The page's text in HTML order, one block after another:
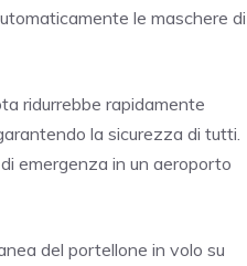
le maschere di
ridurrebbe rapidamente
la sicurezza di tutti.
emergenza in un aeroporto
del portellone in volo su